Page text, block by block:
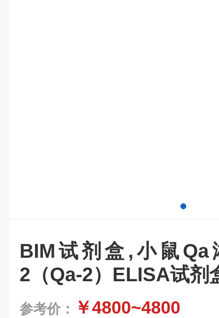
BIM试剂盒,小鼠Qa
2（Qa-2）ELISA试剂
参考价： ￥4800~4800